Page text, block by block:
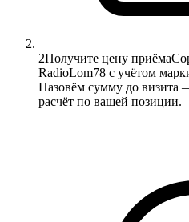
2Получите цену приёма
RadioLom78 с учётом
Назовём сумму до визита
расчёт по вашей позиции.